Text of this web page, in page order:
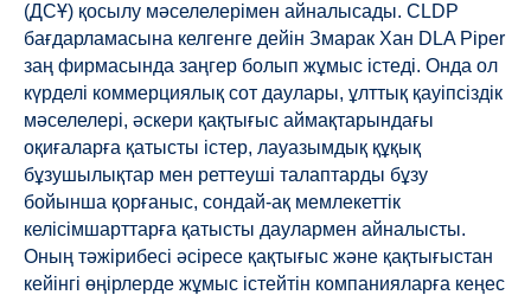
(ДСҰ) қосылу мәселелерімен айналысады. CLDP
бағдарламасына келгенге дейін Змарак Хан DLA Piper
заң фирмасында заңгер болып жұмыс істеді. Онда ол
күрделі коммерциялық сот даулары, ұлттық қауіпсіздік
мәселелері, әскери қақтығыс аймақтарындағы
оқиғаларға қатысты істер, лауазымдық құқық
бұзушылықтар мен реттеуші талаптарды бұзу
бойынша қорғаныс, сондай-ақ мемлекеттік
келісімшарттарға қатысты даулармен айналысты.
Оның тәжірибесі әсіресе қақтығыс және қақтығыстан
кейінгі өңірлерде жұмыс істейтін компанияларға кеңес